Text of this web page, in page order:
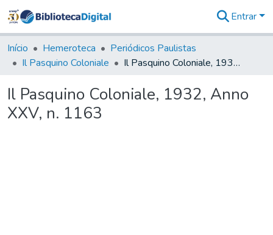
&
Coleções
Tudo na
Digital
Entrar
Início Hemeroteca
Periódicos Paulistas
Il Pasquino Coloniale
Il Pasquino Coloniale, 1932, Anno XXV, n. 1163
Il Pasquino Coloniale, 1932, Anno
XXV, n. 1163